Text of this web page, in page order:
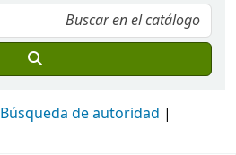
Búsqueda de autoridad